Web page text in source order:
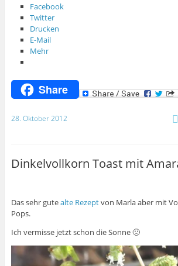
Facebook
Twitter
Drucken
E-Mail
Mehr
Share
28. Oktober 2012
Dinkelvollkorn Toast mit
Das sehr gutealte Rezeptvon Marla aber mit
Pops.
Ich vermisse jetzt schon die Sonne 🙁